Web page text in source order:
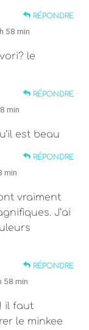
RÉPONDRE
58 min
le
RÉPONDRE
min
est beau
RÉPONDRE
min
vraiment
J’ai
RÉPONDRE
58 min
il faut
le minkee